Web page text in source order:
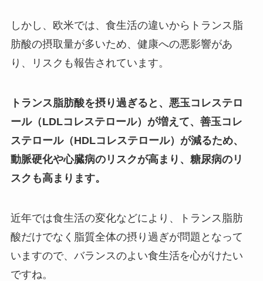
しかし、欧米では、食生活の違いからトランス脂
肪酸の摂取量が多いため、健康への悪影響があ
り、リスクも報告されています。
トランス脂肪酸を摂り過ぎると、悪玉コレステロ
ール（LDLコレステロール）が増えて、善玉コレ
ステロール（HDLコレステロール）が減るため、
動脈硬化や心臓病のリスクが高まり、糖尿病のリ
スクも高まります。
近年では食生活の変化などにより、トランス脂肪
酸だけでなく脂質全体の摂り過ぎが問題となって
いますので、バランスのよい食生活を心がけたい
ですね。